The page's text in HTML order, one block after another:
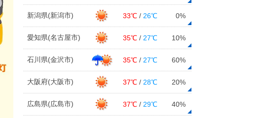
新潟県(新潟市) 33℃ / 26℃ 0%
愛知県(名古屋市) 35℃ / 27℃ 10%
石川県(金沢市) 35℃ / 27℃ 60%
大阪府(大阪市) 37℃ / 28℃ 20%
広島県(広島市) 37℃ / 29℃ 40%